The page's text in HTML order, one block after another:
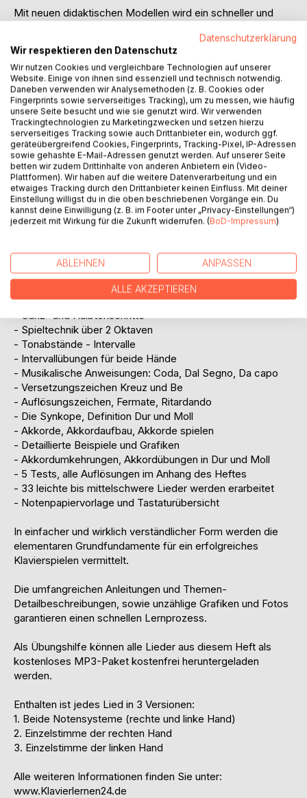
Mit neuen didaktischen Modellen wird ein schneller und
Dieses Lehrbuch ist das Gerüst für einen erfolgreichen
Klavier-Unterricht an Schulen und Musikschulen.
Konzept, Aufbau und Didaktik ermöglichen aber auch
hervorragend ein Selbststudium daheim.
Ein kleiner Auszug aus dem Elementarstoff dieser Stufe 1:
- Klavier, Sitzhaltung, Hände, Finger-Feinmotorik
- Finger und Zahlen, Tastatur und Hände
- Notenliniensysteme für beide Hände
- Notenschlüssel, Noten, Notenwerte und Pausen
- Erarbeitung des 4-Viertel- und 3-Viertel-Taktes
- Auftakt, Haltebogen, Klammern, Tonleiter
- Punktierte Noten, Achtelnoten und Pausen
- Staccato- und Legato-Spiel
- Vortragsbezeichnungen und "Dynamisches Spielen"
- Ganz- und Halbtonschritte
- Spieltechnik über 2 Oktaven
- Tonabstände - Intervalle
- Intervallübungen für beide Hände
- Musikalische Anweisungen: Coda, Dal Segno, Da capo
- Versetzungszeichen Kreuz und Be
- Auflösungszeichen, Fermate, Ritardando
- Die Synkope, Definition Dur und Moll
- Akkorde, Akkordaufbau, Akkorde spielen
- Detaillierte Beispiele und Grafiken
- Akkordumkehrungen, Akkordübungen in Dur und Moll
- 5 Tests, alle Auflösungen im Anhang des Heftes
- 33 leichte bis mittelschwere Lieder werden erarbeitet
- Notenpapiervorlage und Tastaturübersicht
In einfacher und wirklich verständlicher Form werden die
elementaren Grundfundamente für ein erfolgreiches
Klavierspielen vermittelt.
Die umfangreichen Anleitungen und Themen-
Detailbeschreibungen, sowie unzählige Grafiken und Fotos
garantieren einen schnellen Lernprozess.
Als Übungshilfe können alle Lieder aus diesem Heft als
kostenloses MP3-Paket kostenfrei heruntergeladen
werden.
Enthalten ist jedes Lied in 3 Versionen:
1. Beide Notensysteme (rechte und linke Hand)
2. Einzelstimme der rechten Hand
3. Einzelstimme der linken Hand
Alle weiteren Informationen finden Sie unter:
www.Klavierlernen24.de
Datenschutzerklärung
Wir respektieren den Datenschutz
Wir nutzen Cookies und vergleichbare Technologien auf unserer
Website. Einige von ihnen sind essenziell und technisch notwendig.
Daneben verwenden wir Analysemethoden (z. B. Cookies oder
Fingerprints sowie serverseitiges Tracking), um zu messen, wie häufig
unsere Seite besucht und wie sie genutzt wird. Wir verwenden
Trackingtechnologien zu Marketingzwecken und setzen hierzu
serverseitiges Tracking sowie auch Drittanbieter ein, wodurch ggf.
geräteübergreifend Cookies, Fingerprints, Tracking-Pixel, IP-Adressen
sowie gehashte E-Mail-Adressen genutzt werden. Auf unserer Seite
betten wir zudem Drittinhalte von anderen Anbietern ein (Video-
Plattformen). Wir haben auf die weitere Datenverarbeitung und ein
etwaiges Tracking durch den Drittanbieter keinen Einfluss. Mit deiner
Einstellung willigst du in die oben beschriebenen Vorgänge ein. Du
kannst deine Einwilligung (z. B. im Footer unter „Privacy-Einstellungen“)
jederzeit mit Wirkung für die Zukunft widerrufen. (BoD-Impressum)
ABLEHNEN ANPASSEN
ALLE AKZEPTIEREN